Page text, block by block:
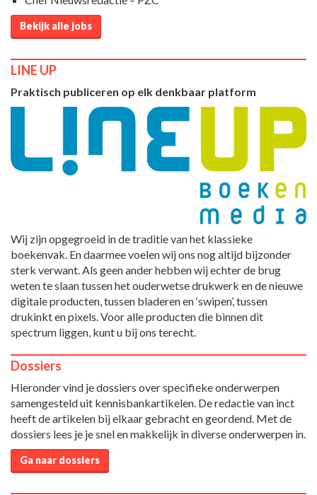
Bekijk alle jobs
LINE UP
Praktisch publiceren op elk denkbaar platform
Wij zijn opgegroeid in de traditie van het klassieke
boekenvak. En daarmee voelen wij ons nog altijd bijzonder
sterk verwant. Als geen ander hebben wij echter de brug
weten te slaan tussen het ouderwetse drukwerk en de nieuwe
digitale producten, tussen bladeren en ‘swipen’, tussen
drukinkt en pixels. Voor alle producten die binnen dit
spectrum liggen, kunt u bij ons terecht.
Dossiers
Hieronder vind je dossiers over specifieke onderwerpen
samengesteld uit kennisbankartikelen. De redactie van inct
heeft de artikelen bij elkaar gebracht en geordend. Met de
dossiers lees je je snel en makkelijk in diverse onderwerpen in.
Ga naar dossiers